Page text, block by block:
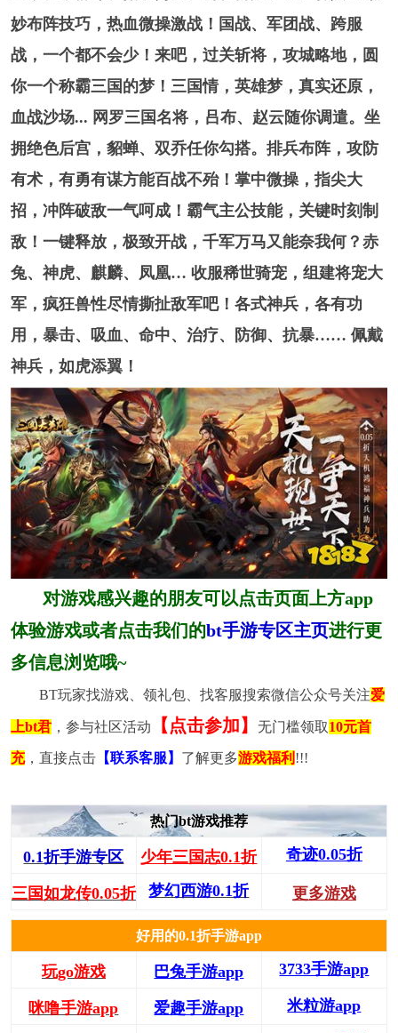
妙布阵技巧，热血微操激战！国战、军团战、跨服
战，一个都不会少！来吧，过关斩将，攻城略地，圆
你一个称霸三国的梦！三国情，英雄梦，真实还原，
血战沙场... 网罗三国名将，吕布、赵云随你调遣。坐
拥绝色后宫，貂蝉、双乔任你勾搭。排兵布阵，攻防
有术，有勇有谋方能百战不殆！掌中微操，指尖大
招，冲阵破敌一气呵成！霸气主公技能，关键时刻制
敌！一键释放，极致开战，千军万马又能奈我何？赤
兔、神虎、麒麟、凤凰… 收服稀世骑宠，组建将宠大
军，疯狂兽性尽情撕扯敌军吧！各式神兵，各有功
用，暴击、吸血、命中、治疗、防御、抗暴…… 佩戴
神兵，如虎添翼！
对游戏感兴趣的朋友可以点击页面上方app
体验游戏或者点击我们的bt手游专区主页进行更
多信息浏览哦~
BT玩家找游戏、领礼包、找客服搜索微信公众号关注爱
上bt君，参与社区活动 【点击参加】 无门槛领取10元首
充，直接点击【联系客服】 了解更多游戏福利 !!!
热门bt游戏推荐
0.1折手游专区 少年三国志0.1折 奇迹0.05折
三国如龙传0.05折 梦幻西游0.1折 更多游戏
好用的0.1折手游app
玩go游戏 巴兔手游app 3733手游app
咪噜手游app 爱趣手游app 米粒游app